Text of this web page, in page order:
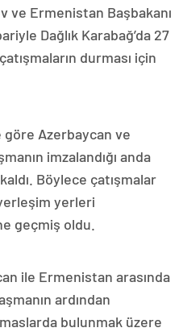
ve Ermenistan Başbakanı
Dağlık Karabağ’da 27
durması için
Azerbaycan ve
imzalandığı anda
Böylece çatışmalar
yerleri
geçmiş oldu.
ile Ermenistan arasında
ardından
bulunmak üzere